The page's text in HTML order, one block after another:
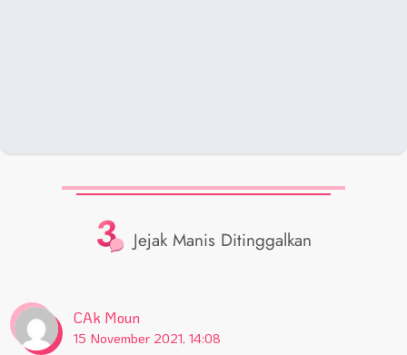
3 Jejak Manis Ditinggalkan
CAk Moun
15 November 2021, 14:08